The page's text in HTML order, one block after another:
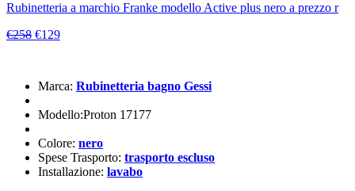
Rubinetteria a marchio Franke modello Active plus nero a prezzo r
€258 €129
Marca: Rubinetteria bagno Gessi
Modello:Proton 17177
Colore: nero
Spese Trasporto: trasporto escluso
Installazione: lavabo